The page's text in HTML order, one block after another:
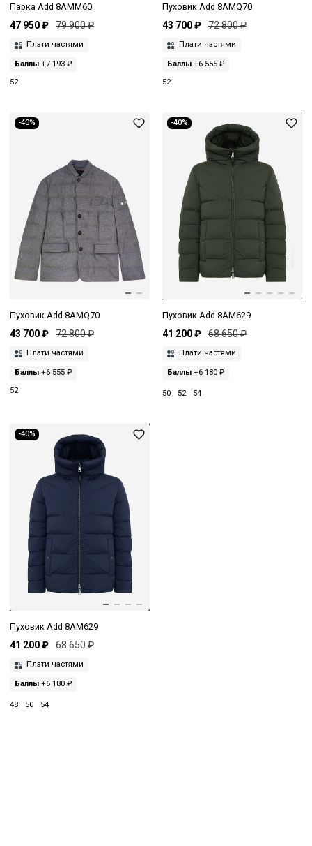
Парка Add 8AMM60
47 950 ₽ 79 900 ₽
Плати частями
Баллы +7 193 ₽
52
Пуховик Add 8AMQ70
43 700 ₽ 72 800 ₽
Плати частями
Баллы+6 555 ₽
52
-40%
Пуховик Add 8AMQ70
43 700 ₽ 72 800 ₽
Плати частями
Баллы +6 555 ₽
52
-40%
Пуховик Add 8AM629
41 200 ₽ 68 650 ₽
Плати частями
Баллы+6 180 ₽
50 52 54
-40%
Пуховик Add 8AM629
41 200 ₽ 68 650 ₽
Плати частями
Баллы +6 180 ₽
48 50 54